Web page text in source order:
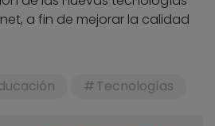
a fin de mejorar la calidad
Tecnologías